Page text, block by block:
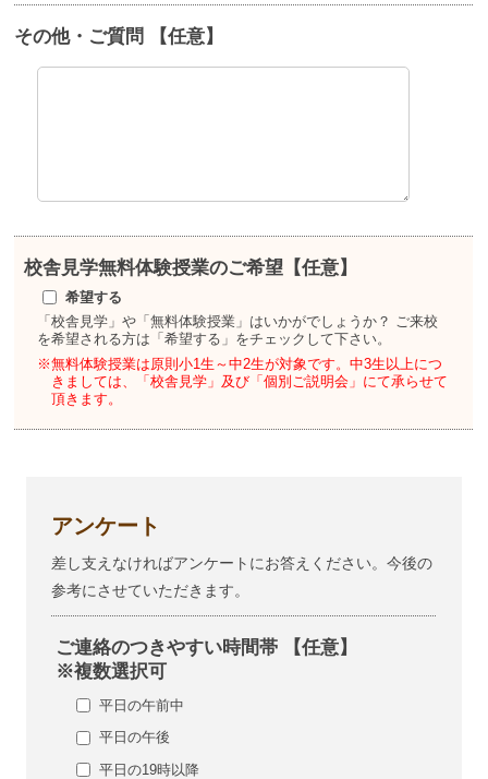
その他・ご質問 【任意】
校舎見学無料体験授業のご希望【任意】
希望する
「校舎見学」や「無料体験授業」はいかがでしょうか？ ご来校
を希望される方は「希望する」をチェックして下さい。
※無料体験授業は原則小1生～中2生が対象です。中3生以上につ
きましては、「校舎見学」及び「個別ご説明会」にて承らせて
頂きます。
アンケート
差し支えなければアンケートにお答えください。今後の
参考にさせていただきます。
ご連絡のつきやすい時間帯 【任意】
※複数選択可
平日の午前中
平日の午後
平日の19時以降